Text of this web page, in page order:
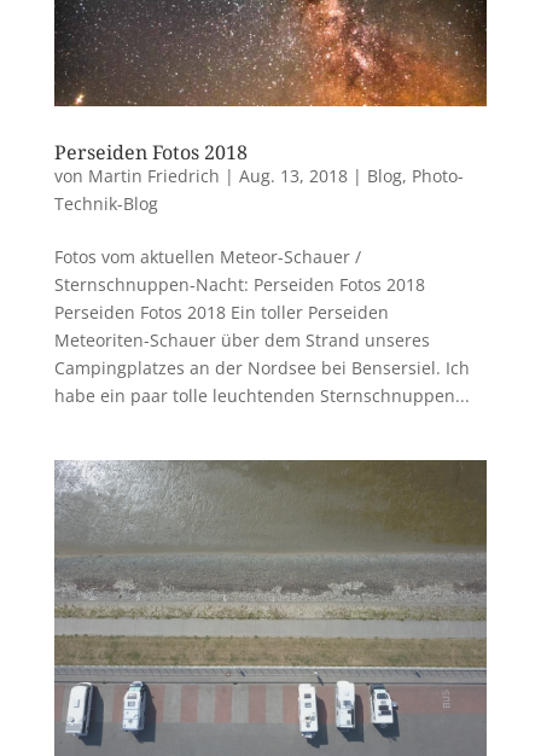
Perseiden Fotos 2018
von Martin Friedrich | Aug. 13, 2018| Blog, Photo-
Technik-Blog
Fotos vom aktuellen Meteor-Schauer /
Sternschnuppen-Nacht: Perseiden Fotos 2018
Perseiden Fotos 2018 Ein toller Perseiden
Meteoriten-Schauer über dem Strand unseres
Campingplatzes an der Nordsee bei Bensersiel. Ich
habe ein paar tolle leuchtenden Sternschnuppen...